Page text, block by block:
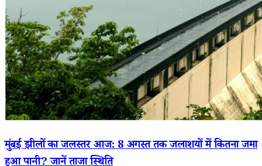
मुंबई झीलों का जलस्तर आज: 8 अगस्त तक जलाशयों में कितना जमा